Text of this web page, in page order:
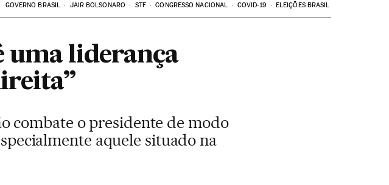
GOVERNO BRASIL JAIR BOLSONARO STF CONGRESSO NACIONAL COVID-19 ELEIÇÕES BRASIL
uma liderança
combate o presidente de modo
aquele situado na